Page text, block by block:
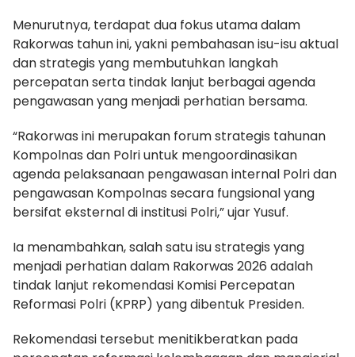
Menurutnya, terdapat dua fokus utama dalam
Rakorwas tahun ini, yakni pembahasan isu-isu aktual
dan strategis yang membutuhkan langkah
percepatan serta tindak lanjut berbagai agenda
pengawasan yang menjadi perhatian bersama.
“Rakorwas ini merupakan forum strategis tahunan
Kompolnas dan Polri untuk mengoordinasikan
agenda pelaksanaan pengawasan internal Polri dan
pengawasan Kompolnas secara fungsional yang
bersifat eksternal di institusi Polri,” ujar Yusuf.
Ia menambahkan, salah satu isu strategis yang
menjadi perhatian dalam Rakorwas 2026 adalah
tindak lanjut rekomendasi Komisi Percepatan
Reformasi Polri (KPRP) yang dibentuk Presiden.
Rekomendasi tersebut menitikberatkan pada